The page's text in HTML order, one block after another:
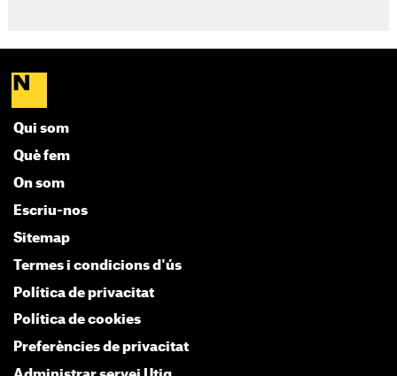
Qui som
Què fem
On som
Escriu-nos
Sitemap
Termes i condicions d'ús
Política de privacitat
Política de cookies
Preferències de privacitat